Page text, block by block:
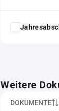
Weitere
DOKUMENTE